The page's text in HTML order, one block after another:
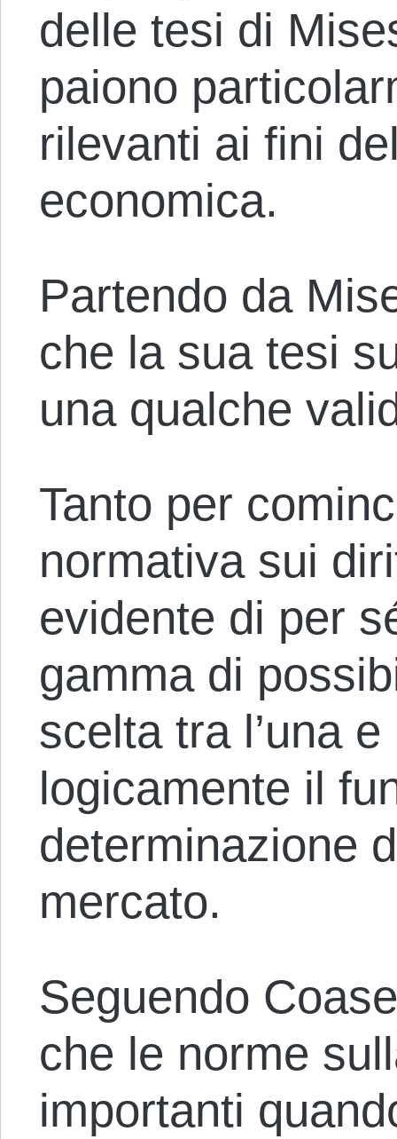
delle tesi di
paiono
rilevanti ai fini
economica.
Partendo da
che la sua tesi
una qualche
Tanto per
normativa sui
evidente di per
gamma di
scelta tra l’una
logicamente il
determinazione
mercato.
Seguendo
che le norme
importanti